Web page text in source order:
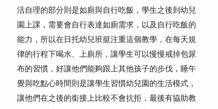
活自理的部分則是如廁與自行吃飯，學生之後到幼兒
園上課，需要會自行表達如廁需求，以及自行吃飯的
能力，所以在日托幼兒班挺注重這個教學，在每天規
律的行程下喝水、上廁所，讓學生可以慢慢戒掉包尿
布的習慣，好讓他們能夠跟上其他孩子的步伐，睡午
覺與吃點心時間則是讓學生習慣幼兒園的生活模式，
讓他們在之後的銜接上比較不會抗拒，最後有協助教